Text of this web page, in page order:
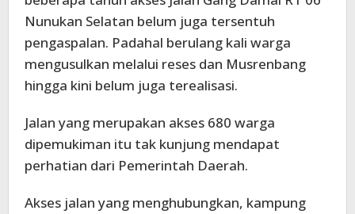
Nunukan Selatan belum juga tersentuh
pengaspalan. Padahal berulang kali warga
mengusulkan melalui reses dan Musrenbang
hingga kini belum juga terealisasi.
Jalan yang merupakan akses 680 warga
dipemukiman itu tak kunjung mendapat
perhatian dari Pemerintah Daerah.
Akses jalan yang menghubungkan, kampung